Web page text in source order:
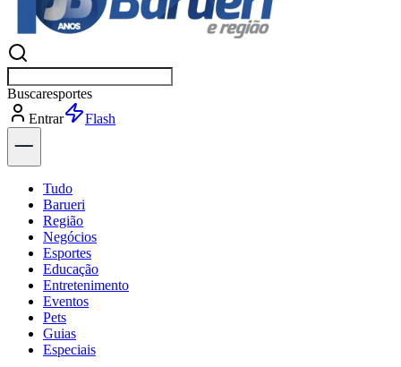
Buscarpolíti
Entrar
Flash
Tudo
Barueri
Região
Negócios
Esportes
Educação
Entretenimento
Eventos
Pets
Guias
Especiais